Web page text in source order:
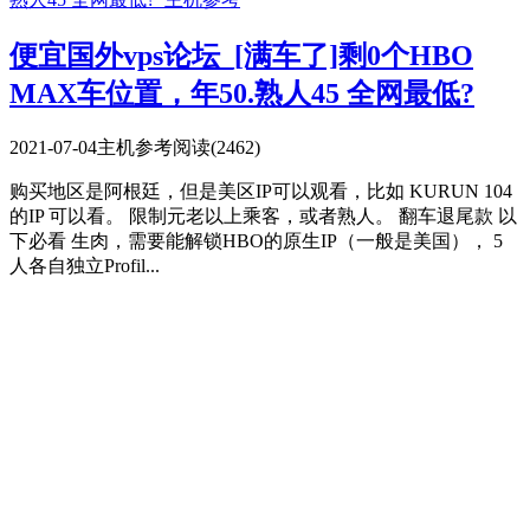
便宜国外vps论坛_[满车了]剩0个HBO
MAX车位置，年50.熟人45 全网最低?
2021-07-04主机参考阅读(2462)
购买地区是阿根廷，但是美区IP可以观看，比如 KURUN 104
的IP 可以看。 限制元老以上乘客，或者熟人。 翻车退尾款 以
下必看 生肉，需要能解锁HBO的原生IP（一般是美国）， 5
人各自独立Profil...